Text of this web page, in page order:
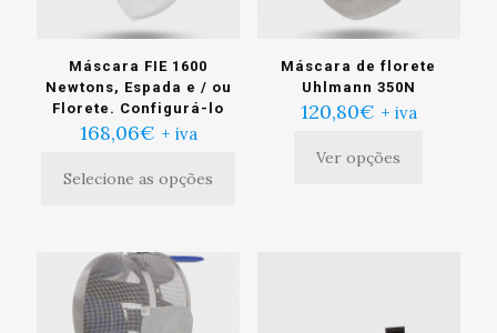
produto
Máscara FIE 1600
Newtons, Espada e / ou
Florete. Configurá-lo
168,06€ + iva
Selecione as opções
Máscara de florete
Uhlmann 350N
120,80€ + iva
Ver opções
Este